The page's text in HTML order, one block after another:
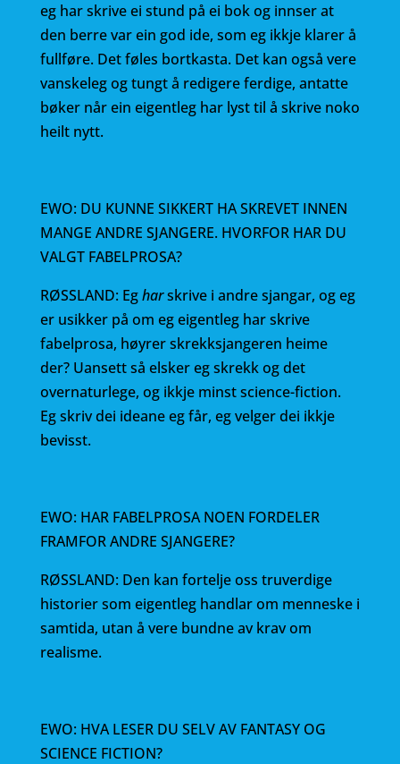
eg har skrive ei stund på ei bok og innser at
den berre var ein god ide, som eg ikkje klarer å
fullføre. Det føles bortkasta. Det kan også vere
vanskeleg og tungt å redigere ferdige, antatte
bøker når ein eigentleg har lyst til å skrive noko
heilt nytt.
EWO: DU KUNNE SIKKERT HA SKREVET INNEN
MANGE ANDRE SJANGERE. HVORFOR HAR DU
VALGT FABELPROSA?
RØSSLAND: Egharskrive i andre sjangar, og eg
er usikker på om eg eigentleg har skrive
fabelprosa, høyrer skrekksjangeren heime
der? Uansett så elsker eg skrekk og det
overnaturlege, og ikkje minst science-fiction.
Eg skriv dei ideane eg får, eg velger dei ikkje
bevisst.
EWO: HAR FABELPROSA NOEN FORDELER
FRAMFOR ANDRE SJANGERE?
RØSSLAND: Den kan fortelje oss truverdige
historier som eigentleg handlar om menneske i
samtida, utan å vere bundne av krav om
realisme.
EWO: HVA LESER DU SELV AV FANTASY OG
SCIENCE FICTION?